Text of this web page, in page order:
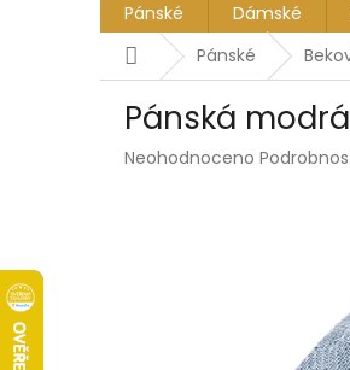
Pánské Dámské
DomůPánské
Pánská
Průměrné
Neohodnoceno